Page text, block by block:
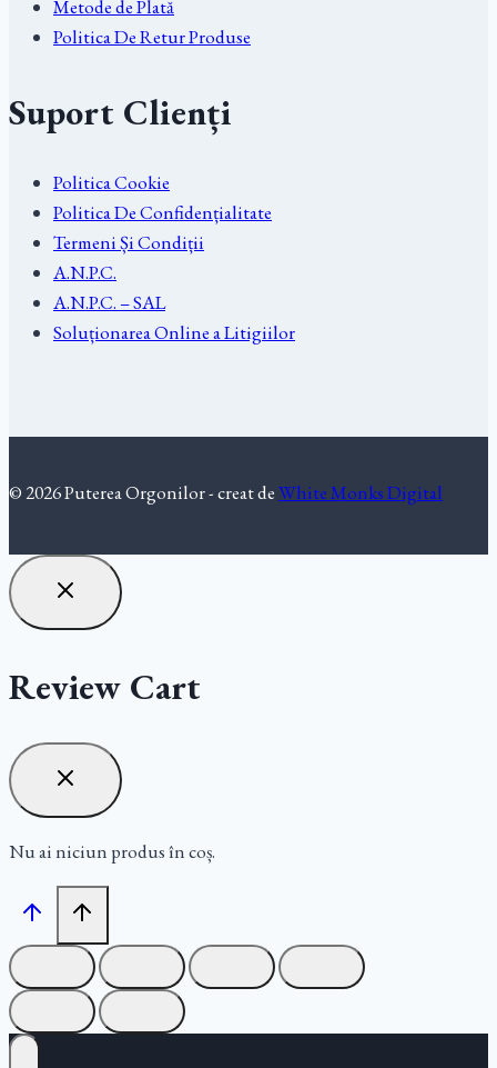
Metode de Plată
Politica De Retur Produse
Suport Clienți
Politica Cookie
Politica De Confidențialitate
Termeni Și Condiții
A.N.P.C.
A.N.P.C. – SAL
Soluționarea Online a Litigiilor
© 2026 Puterea Orgonilor - creat deWhite Monks Digital
Review Cart
Nu ai niciun produs în coș.